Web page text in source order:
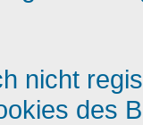
nicht
des